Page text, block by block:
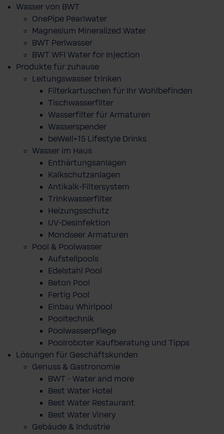
Wasser von BWT
OnePipe Pearlwater
Magnesium Mineralized Water
BWT Perlwasser
BWT WFI Water for Injection
Produkte für zuhause
Leitungswasser trinken
Filterkartuschen für Ihr Wohlbefinden
Tischwasserfilter
Wasserfilter für Armaturen
Wasserspender
beWell+15 Lifestyle Drinks
Wasser im Haus
Enthärtungsanlagen
Kalkschutzanlagen
Antikalk-Filtersystem
Trinkwasserfilter
Heizungsschutz
UV-Desinfektion
Mondseer Armaturen
Pool & Poolwasser
Aufstellpools
Edelstahl Pool
Beton Pool
Fertig Pool
Einbau Whirlpool
Pooltechnik
Poolwasserpflege
Poolroboter Kaufberatung und Tipps
Lösungen für Geschäftskunden
Genuss & Gastronomie
BWT - Water and more
Best Water Hotel
Best Water Restaurant
Best Water Vinery
Gebäude & Industrie